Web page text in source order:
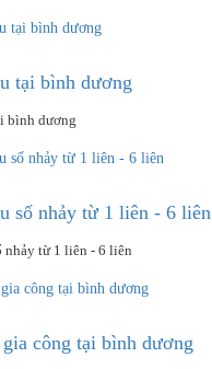
tại bình dương
bình dương
số nhảy từ 1 liên - 6 liên
nhảy từ 1 liên - 6 liên
công tại bình dương